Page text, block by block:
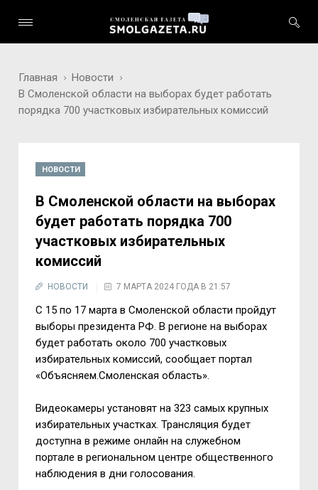
Главная
Новости
В Смоленской области на выборах будет работать
порядка 700 участковых избирательных комиссий
НОВОСТИ
В Смоленской области на выборах
будет работать порядка 700
участковых избирательных
комиссий
НОВОСТИ 7 МАРТА 2024 ГОДА В 21:57
С 15 по 17 марта в Смоленской области пройдут
выборы президента РФ. В регионе на выборах
будет работать около 700 участковых
избирательных комиссий, сообщает портал
«Объясняем.Смоленская область».
Видеокамеры установят на 323 самых крупных
избирательных участках. Трансляция будет
доступна в режиме онлайн на служебном
портале в региональном центре общественного
наблюдения в дни голосования.